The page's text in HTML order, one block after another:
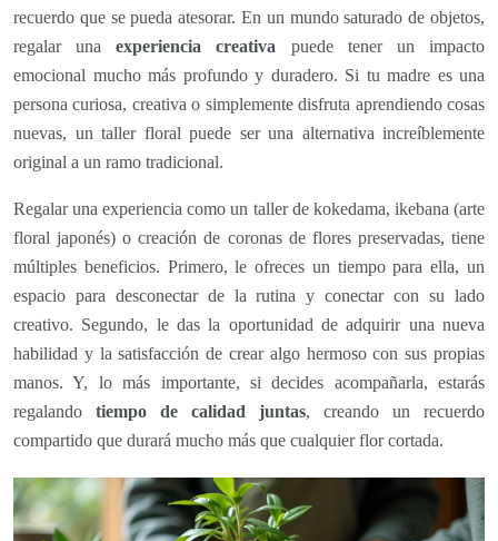
recuerdo que se pueda atesorar. En un mundo saturado de objetos,
regalar unaexperiencia creativa puede tener un impacto
emocional mucho más profundo y duradero. Si tu madre es una
persona curiosa, creativa o simplemente disfruta aprendiendo cosas
nuevas, un taller floral puede ser una alternativa increíblemente
original a un ramo tradicional.
Regalar una experiencia como un taller de kokedama, ikebana (arte
floral japonés) o creación de coronas de flores preservadas, tiene
múltiples beneficios. Primero, le ofreces un tiempo para ella, un
espacio para desconectar de la rutina y conectar con su lado
creativo. Segundo, le das la oportunidad de adquirir una nueva
habilidad y la satisfacción de crear algo hermoso con sus propias
manos. Y, lo más importante, si decides acompañarla, estarás
regalando tiempo de calidad juntas, creando un recuerdo
compartido que durará mucho más que cualquier flor cortada.